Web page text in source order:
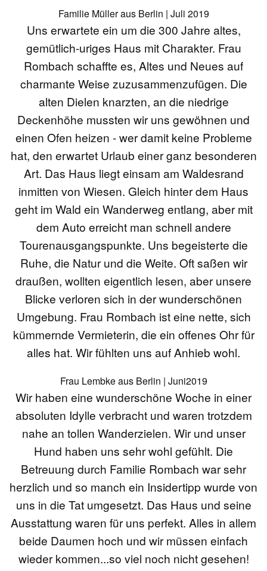
Familie Müller aus Berlin | Juli 2019
Uns erwartete ein um die 300 Jahre altes,
gemütlich-uriges Haus mit Charakter. Frau
Rombach schaffte es, Altes und Neues auf
charmante Weise zuzusammenzufügen. Die
alten Dielen knarzten, an die niedrige
Deckenhöhe mussten wir uns gewöhnen und
einen Ofen heizen - wer damit keine Probleme
hat, den erwartet Urlaub einer ganz besonderen
Art. Das Haus liegt einsam am Waldesrand
inmitten von Wiesen. Gleich hinter dem Haus
geht im Wald ein Wanderweg entlang, aber mit
dem Auto erreicht man schnell andere
Tourenausgangspunkte. Uns begeisterte die
Ruhe, die Natur und die Weite. Oft saßen wir
draußen, wollten eigentlich lesen, aber unsere
Blicke verloren sich in der wunderschönen
Umgebung. Frau Rombach ist eine nette, sich
kümmernde Vermieterin, die ein offenes Ohr für
alles hat. Wir fühlten uns auf Anhieb wohl.
Frau Lembke aus Berlin | Juni2019
Wir haben eine wunderschöne Woche in einer
absoluten Idylle verbracht und waren trotzdem
nahe an tollen Wanderzielen. Wir und unser
Hund haben uns sehr wohl gefühlt. Die
Betreuung durch Familie Rombach war sehr
herzlich und so manch ein Insidertipp wurde von
uns in die Tat umgesetzt. Das Haus und seine
Ausstattung waren für uns perfekt. Alles in allem
beide Daumen hoch und wir müssen einfach
wieder kommen...so viel noch nicht gesehen!